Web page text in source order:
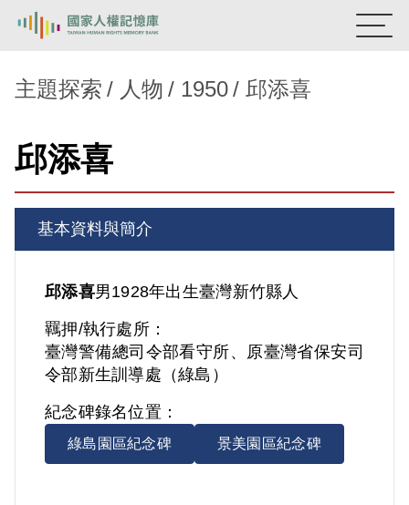
新生訓導處
主題探索
背景知識
關於我們
意見信箱
主題探索 人物 1950 邱添喜
邱添喜
基本資料與簡介
邱添喜男1928年出生臺灣新竹縣人
羈押/執行處所：
臺灣警備總司令部看守所、原臺灣省保安司
令部新生訓導處（綠島）
紀念碑錄名位置：
綠島園區紀念碑 景美園區紀念碑